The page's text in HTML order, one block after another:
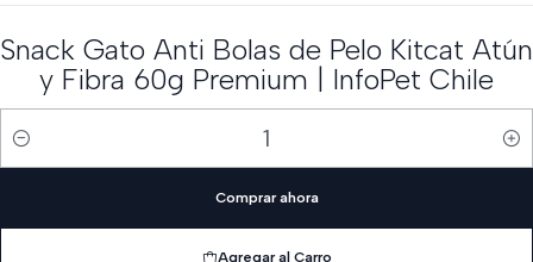
Snack Gato Anti Bolas de Pelo Kitcat Atún
y Fibra 60g Premium | InfoPet Chile
Cantidad
Agregar al Carro
Comprar ahora